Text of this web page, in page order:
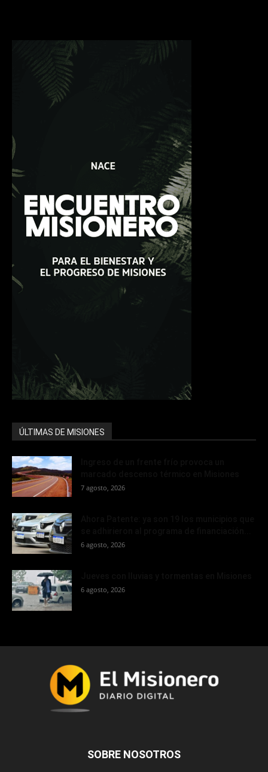
ÚLTIMAS DE MISIONES
7 agosto, 2026
6 agosto, 2026
6 agosto, 2026
SOBRE NOSOTROS